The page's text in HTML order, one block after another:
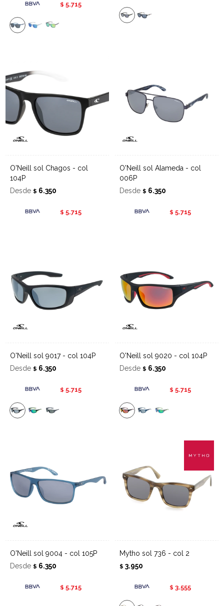
$ 5.715
O'Neill sol Chagos - col
104P
Desde $ 6.350
$ 5.715
O'Neill sol Alameda - col
006P
Desde $ 6.350
$ 5.715
O'Neill sol 9017 - col 104P
Desde $ 6.350
$ 5.715
O'Neill sol 9020 - col 104P
Desde $ 6.350
$ 5.715
O'Neill sol 9004 - col 105P
Desde $ 6.350
$ 5.715
Mytho sol 736 - col 2
$ 3.950
$ 3.555